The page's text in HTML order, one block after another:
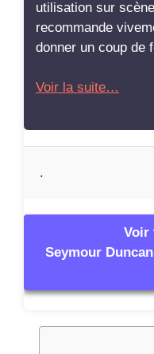
Seymour Duncan
Seymour Duncan
Les
Catégories
Tests Micros
Top 10 des